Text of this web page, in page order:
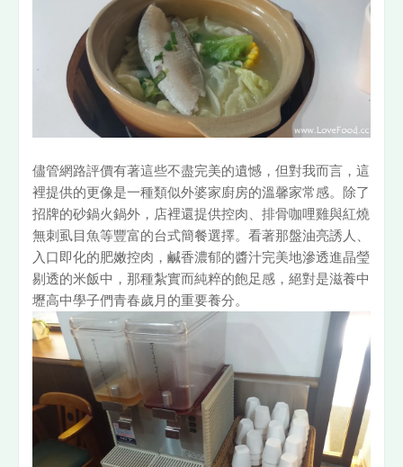
儘管網路評價有著這些不盡完美的遺憾，但對我而言，這
裡提供的更像是一種類似外婆家廚房的溫馨家常感。除了
招牌的砂鍋火鍋外，店裡還提供控肉、排骨咖哩雞與紅燒
無刺虱目魚等豐富的台式簡餐選擇。看著那盤油亮誘人、
入口即化的肥嫩控肉，鹹香濃郁的醬汁完美地滲透進晶瑩
剔透的米飯中，那種紮實而純粹的飽足感，絕對是滋養中
壢高中學子們青春歲月的重要養分。